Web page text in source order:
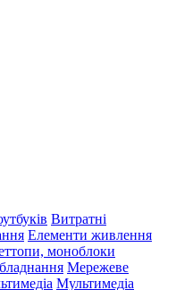
Витратні
Елементи живлення
моноблоки
Мережеве
Мультимедіа